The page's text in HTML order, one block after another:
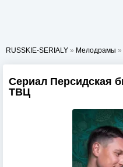
RUSSKIE-SERIALY » Мелодрамы »
Сериал Персидская
ТВЦ